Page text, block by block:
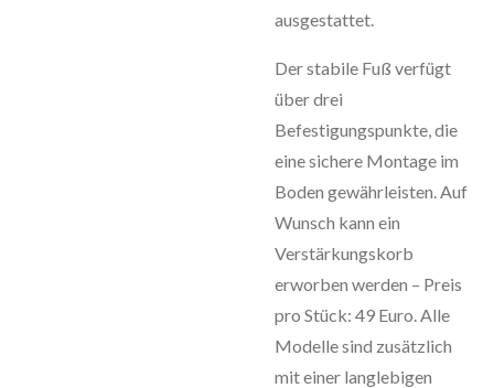
ausgestattet.
Der stabile Fuß verfügt
über drei
Befestigungspunkte, die
eine sichere Montage im
Boden gewährleisten. Auf
Wunsch kann ein
Verstärkungskorb
erworben werden – Preis
pro Stück: 49 Euro. Alle
Modelle sind zusätzlich
mit einer langlebigen